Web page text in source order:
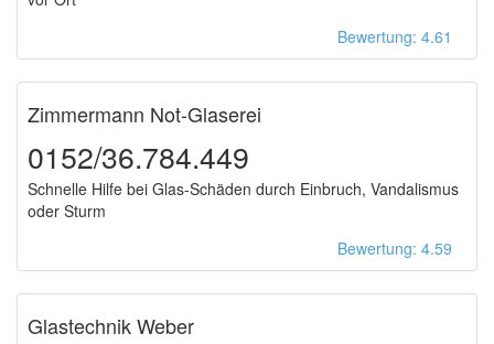
Bewertung: 4.61
Zimmermann Not-Glaserei
0152/36.784.449
Schnelle Hilfe bei Glas-Schäden durch Einbruch, Vandalismus
oder Sturm
Bewertung: 4.59
Glastechnik Weber